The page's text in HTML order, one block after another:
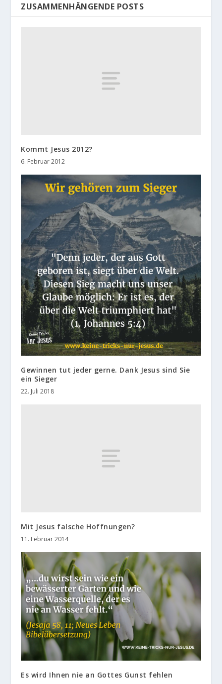
ZUSAMMENHÄNGENDE POSTS
Kommt Jesus 2012?
6. Februar 2012
Gewinnen tut jeder gerne. Dank Jesus sind Sie
ein Sieger
22. Juli 2018
Mit Jesus falsche Hoffnungen?
11. Februar 2014
Es wird Ihnen nie an Gottes Gunst fehlen